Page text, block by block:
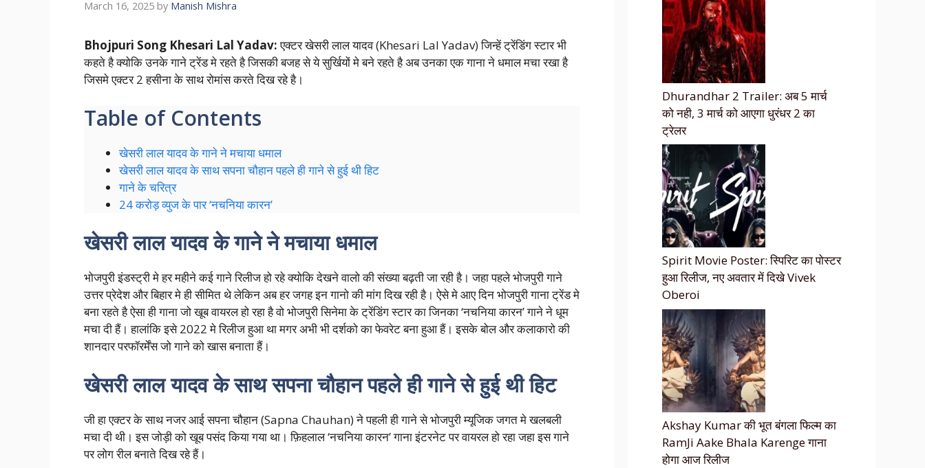
March 16, 2025 by Manish Mishra
Bhojpuri Song Khesari Lal Yadav:एक्टर खेसरी लाल यादव (Khesari Lal Yadav) जिन्हें ट्रेंडिंग स्टार भी
कहते है क्योकि उनके गाने ट्रेंड मे रहते है जिसकी बजह से ये सुर्खियों मे बने रहते है अब उनका एक गाना ने धमाल मचा रखा है
जिसमे एक्टर 2 हसीना के साथ रोमांस करते दिख रहे है।
Table of Contents
खेसरी लाल यादव के गाने ने मचाया धमाल
खेसरी लाल यादव के साथ सपना चौहान पहले ही गाने से हुई थी हिट
गाने के चरित्र
24 करोड़ व्युज के पार ‘नचनिया कारन’
खेसरी लाल यादव के गाने ने मचाया धमाल
भोजपुरी इंडस्ट्री मे हर महीने कई गाने रिलीज हो रहे क्योकि देखने वालो की संख्या बढ़ती जा रही है। जहा पहले भोजपुरी गाने
उत्तर प्रेदेश और बिहार मे ही सीमित थे लेकिन अब हर जगह इन गानो की मांग दिख रही है। ऐसे मे आए दिन भोजपुरी गाना ट्रेंड मे
बना रहते है ऐसा ही गाना जो खूब वायरल हो रहा है वो भोजपुरी सिनेमा के ट्रेंडिंग स्टार का जिनका ‘नचनिया कारन’ गाने ने धूम
मचा दी हैं। हालांकि इसे 2022 मे रिलीज हुआ था मगर अभी भी दर्शको का फेवरेट बना हुआ हैं। इसके बोल और कलाकारो की
शानदार परफॉरर्मेंस जो गाने को खास बनाता हैं।
खेसरी लाल यादव के साथ सपना चौहान पहले ही गाने से हुई थी हिट
जी हा एक्टर के साथ नजर आई सपना चौहान (Sapna Chauhan) ने पहली ही गाने से भोजपुरी म्यूजिक जगत मे खलबली
मचा दी थी। इस जोड़ी को खूब पसंद किया गया था। फ़िहलाल ‘नचनिया कारन’ गाना इंटरनेट पर वायरल हो रहा जहा इस गाने
पर लोग रील बनाते दिख रहे हैं।
Dhurandhar 2 Trailer: अब 5 मार्च
को नही, 3 मार्च को आएगा धुरंधर 2 का
ट्रेलर
Spirit Movie Poster: स्पिरिट का पोस्टर
हुआ रिलीज, नए अवतार में दिखे Vivek
Oberoi
Akshay Kumar की भूत बंगला फिल्म का
RamJi Aake Bhala Karenge गाना
होगा आज रिलीज